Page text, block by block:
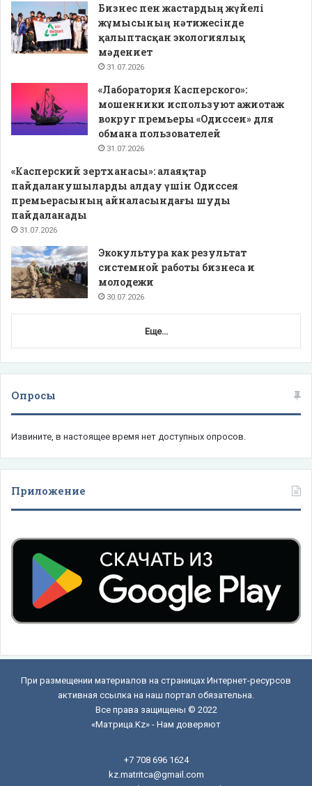
Бизнес пен жастардың жүйелі
жұмысының нәтижесінде
қалыптасқан экологиялық
мәдениет
31.07.2026
«Лаборатория Касперского»:
мошенники используют ажиотаж
вокруг премьеры «Одиссеи» для
обмана пользователей
31.07.2026
«Касперский зертханасы»: алаяқтар
пайдаланушыларды алдау үшін Одиссея
премьерасының айналасындағы шуды
пайдаланады
31.07.2026
Экокультура как результат
системной работы бизнеса и
молодежи
30.07.2026
Еще...
Опросы
Извините, в настоящее время нет доступных опросов.
Приложение
При размещении материалов на страницах Интернет-ресурсов
активная ссылка на наш портал обязательна.
Все права защищены © 2022
«Матрица.Kz» - Нам доверяют
+7 708 696 1624
kz.matritca@gmail.com